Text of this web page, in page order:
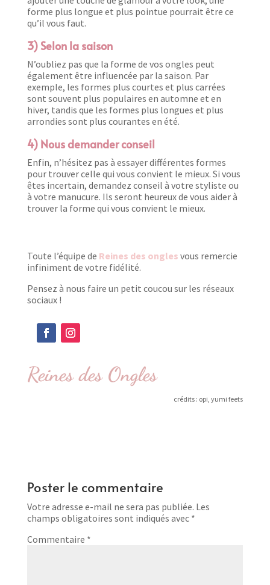
forme plus longue et plus pointue pourrait être ce
qu’il vous faut.
3) Selon la saison
N’oubliez pas que la forme de vos ongles peut
également être influencée par la saison. Par
exemple, les formes plus courtes et plus carrées
sont souvent plus populaires en automne et en
hiver, tandis que les formes plus longues et plus
arrondies sont plus courantes en été.
4) Nous demander conseil
Enfin, n’hésitez pas à essayer différentes formes
pour trouver celle qui vous convient le mieux. Si vous
êtes incertain, demandez conseil à votre styliste ou
à votre manucure. Ils seront heureux de vous aider à
trouver la forme qui vous convient le mieux.
Toute l’équipe de Reines des ongles vous remercie
infiniment de votre fidélité.
Pensez à nous faire un petit coucou sur les réseaux
sociaux !
Reines des Ongles
crédits : opi, yumi feets
Poster le commentaire
Votre adresse e-mail ne sera pas publiée. Les
champs obligatoires sont indiqués avec *
Commentaire *